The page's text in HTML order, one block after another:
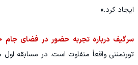
ایجاد کرد.»
سرگیف درباره تجربه حضور در فضای